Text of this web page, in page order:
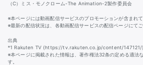
（C）ミス・モノクローム-The Animation-2製作委員会
※本ページには動画配信サービスのプロモーションが含まれて
※最新の配信状況は、各動画配信サービスの配信ページにてご
出典
*1 Rakuten TV (https://tv.rakuten.co.jp/content/147121/
※本ページに掲載された情報は、著作権法32条の定める適法
す。